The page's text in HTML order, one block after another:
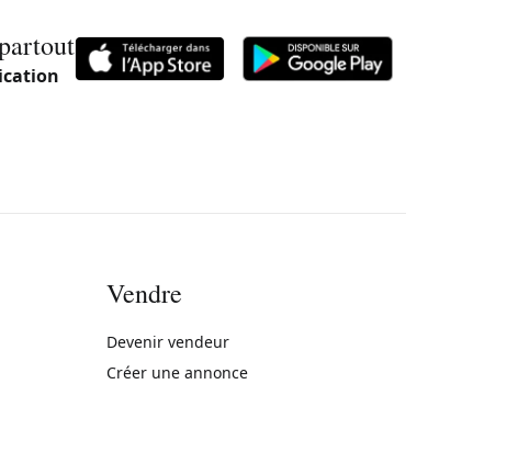
Vendre
Devenir vendeur
Créer une annonce